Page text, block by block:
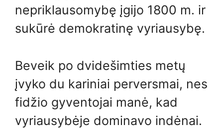
nepriklausomybę įgijo 1800 m. ir
sukūrė demokratinę vyriausybę.
Beveik po dvidešimties metų
įvyko du kariniai perversmai, nes
fidžio gyventojai manė, kad
vyriausybėje dominavo indėnai.